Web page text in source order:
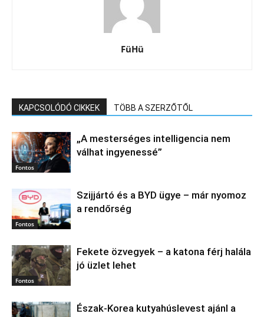
FüHü
KAPCSOLÓDÓ CIKKEK TÖBB A SZERZŐTŐL
Fontos
„A mesterséges intelligencia nem
válhat ingyenessé”
Fontos
Szijjártó és a BYD ügye – már nyomoz
a rendőrség
Fontos
Fekete özvegyek – a katona férj halála
jó üzlet lehet
Észak‑Korea kutyahúslevest ajánl a